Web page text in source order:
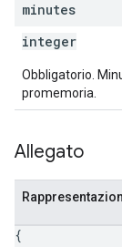
minutes
integer
Obbligatorio.
promemoria.
Allegato
{